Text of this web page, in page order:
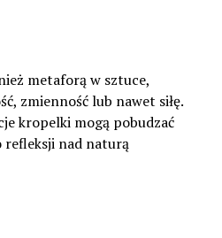
metaforą w sztuce,
zmienność lub nawet siłę.
kropelki mogą pobudzać
refleksji nad naturą